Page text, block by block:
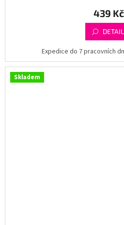
439 Kč
DETAIL
Expedice do 7 pracovních
Skladem